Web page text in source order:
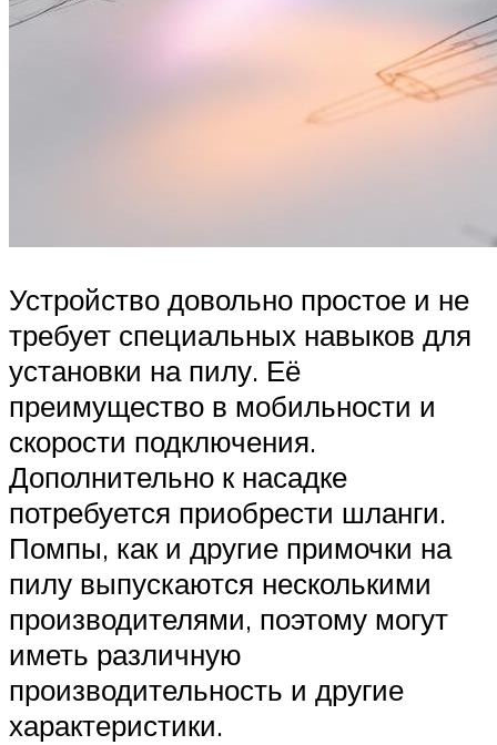
Устройство довольно простое и не
требует специальных навыков для
установки на пилу. Её
преимущество в мобильности и
скорости подключения.
Дополнительно к насадке
потребуется приобрести шланги.
Помпы, как и другие примочки на
пилу выпускаются несколькими
производителями, поэтому могут
иметь различную
производительность и другие
характеристики.